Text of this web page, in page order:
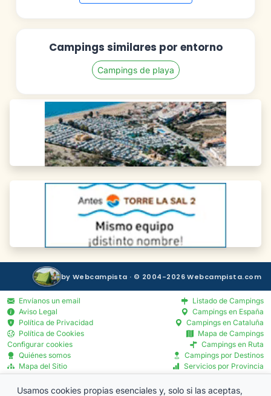
Campings similares por entorno
Campings de playa
by Webcampista · © 2004-2026 Webcampista.com
Envíanos un email
Aviso Legal
Política de Privacidad
Política de Cookies
Configurar cookies
Quiénes somos
Mapa del Sitio
Blog
Menú Profesionales
Listado de Campings
Campings en España
Campings en Cataluña
Mapa de Campings
Campings en Ruta
Campings por Destinos
Servicios por Provincia
Usamos cookies propias esenciales y, solo si las aceptas,